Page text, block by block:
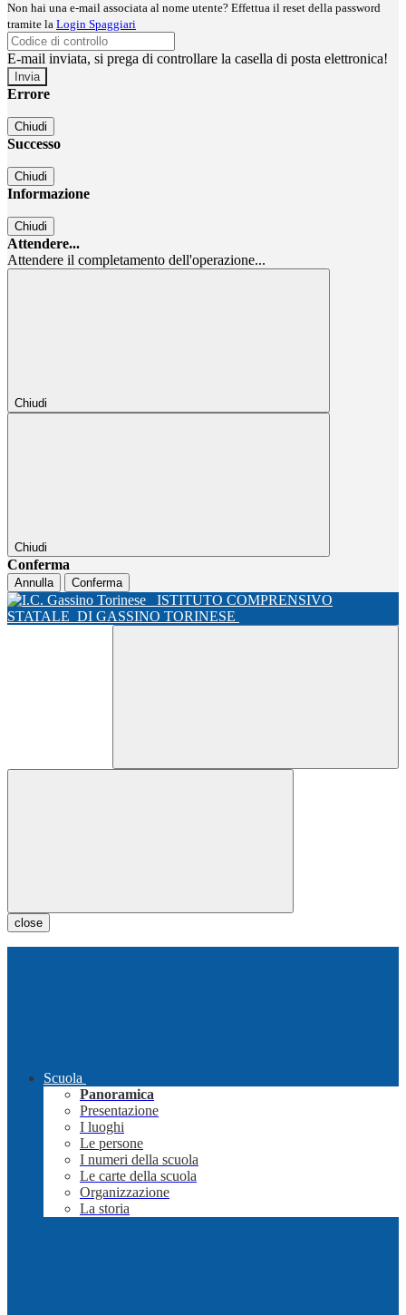
Non hai una e-mail associata al nome utente? Effettua il reset della password
tramite la Login Spaggiari
E-mail inviata, si prega di controllare la casella di posta elettronica!
Errore
Chiudi
Successo
Chiudi
Informazione
Chiudi
Attendere...
Attendere il completamento dell'operazione...
Chiudi
Chiudi
Conferma
Annulla Conferma
ISTITUTO COMPRENSIVO
STATALE DI GASSINO TORINESE
close
Scuola
Panoramica
Presentazione
I luoghi
Le persone
I numeri della scuola
Le carte della scuola
Organizzazione
La storia